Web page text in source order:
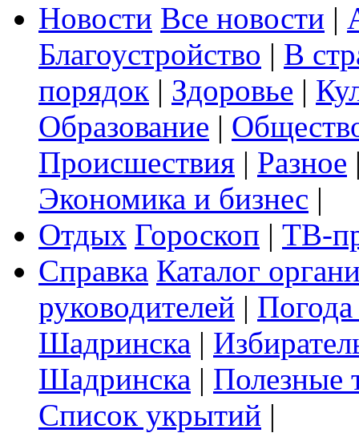
Новости Все новости |
Благоустройство | В
порядок | Здоровье |
Образование |
Происшествия | Разное
Экономика и бизнес |
Отдых Гороскоп | ТВ-
Справка Каталог
руководителей |
Шадринска |
Шадринска | Полезные
Список укрытий |